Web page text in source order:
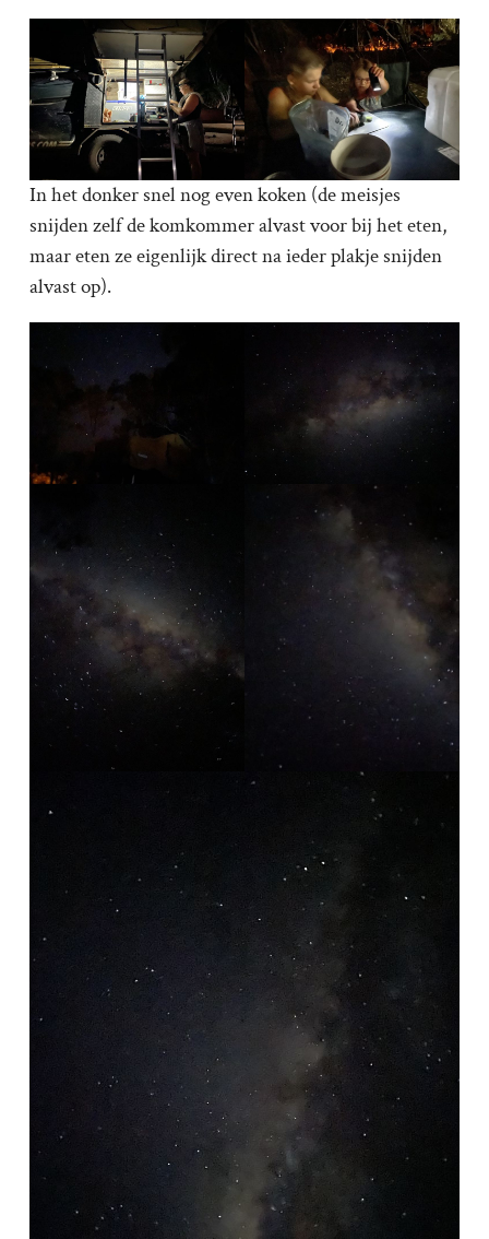
In het donker snel nog even koken (de meisjes
snijden zelf de komkommer alvast voor bij het eten,
maar eten ze eigenlijk direct na ieder plakje snijden
alvast op).